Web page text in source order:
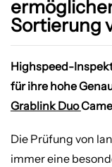
von
Sortierung
Highspeed-
für ihre hohe
Grablink Duo
Die Prüfung von
immer eine